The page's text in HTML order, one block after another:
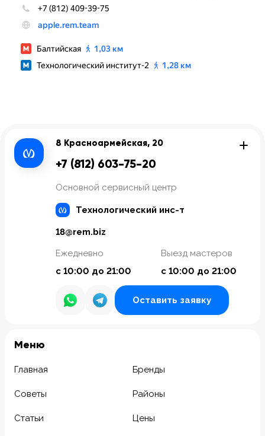
8 Красноармейская, 20
+7 (812) 603-75-20
Основной сервисный центр
Технологический инс-т
18@rem.biz
Ежедневно
с 10:00 до 21:00
Выезд мастеров
с 10:00 до 21:00
Оставить заявку
Meню
Главная Бренды
Советы Районы
Статьи Цены